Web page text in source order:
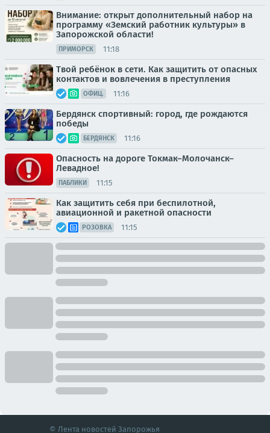
Внимание: открыт дополнительный набор на
программу «Земский работник культуры» в
Запорожской области!
ПРИМОРСК 11:18
Твой ребёнок в сети. Как защитить от опасных
контактов и вовлечения в преступления
ОФИЦ. 11:16
Бердянск спортивный: город, где рождаются
победы
БЕРДЯНСК 11:16
Опасность на дороге Токмак–Молочанск–
Левадное!
ПАБЛИКИ 11:15
Как защитить себя при беспилотной,
авиационной и ракетной опасности
РОЗОВКА 11:15
© Лента новостей Запорожья